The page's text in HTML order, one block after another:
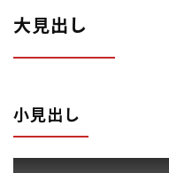
大見出し
小見出し